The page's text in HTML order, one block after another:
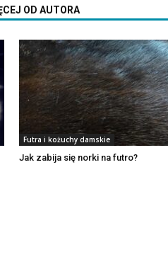
OD AUTORA
Futra i kożuchy damskie
Jak zabija się norki na futro?